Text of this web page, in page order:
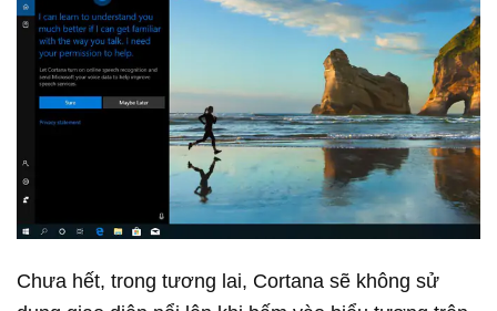
Chưa hết, trong tương lai, Cortana sẽ không sử